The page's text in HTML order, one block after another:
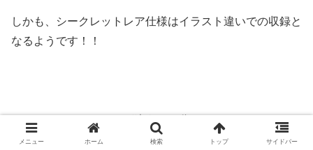
しかも、シークレットレア仕様はイラスト違いでの収録と
なるようです！！
ただ、イラストのどこが違うのか分からない……。
メニュー ホーム 検索 トップ サイドバー